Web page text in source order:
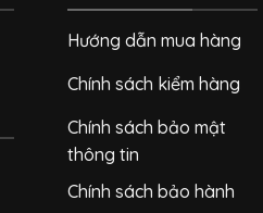
Hướng dẫn mua hàng
Chính sách kiểm hàng
Chính sách bảo mật
thông tin
Chính sách bảo hành